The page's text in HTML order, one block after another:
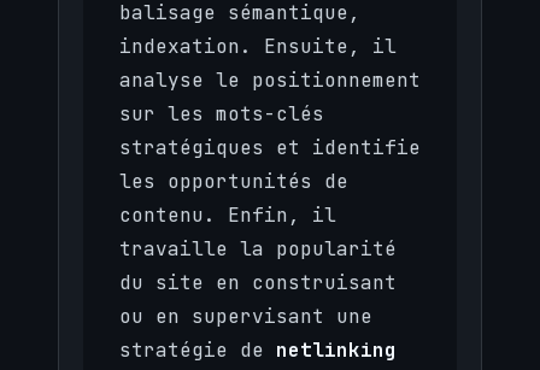
balisage sémantique,
indexation. Ensuite, il
analyse le positionnement
sur les mots-clés
stratégiques et identifie
les opportunités de
contenu. Enfin, il
travaille la popularité
du site en construisant
ou en supervisant une
stratégie de netlinking